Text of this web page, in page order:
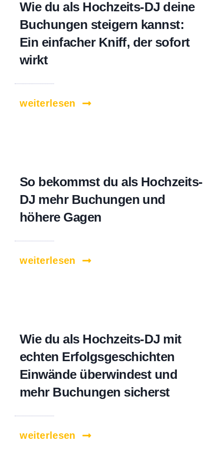
Wie du als Hochzeits-DJ deine
Buchungen steigern kannst:
Ein einfacher Kniff, der sofort
wirkt
weiterlesen
So bekommst du als Hochzeits-
DJ mehr Buchungen und
höhere Gagen
weiterlesen
Wie du als Hochzeits-DJ mit
echten Erfolgsgeschichten
Einwände überwindest und
mehr Buchungen sicherst
weiterlesen